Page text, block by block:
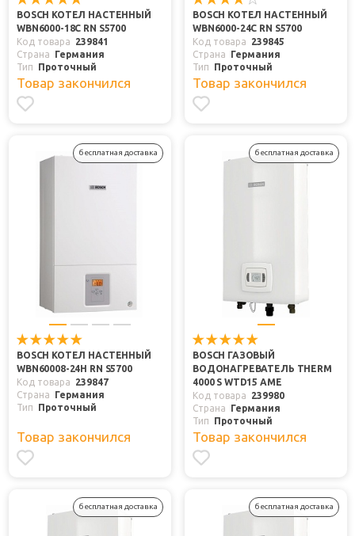
BOSCH КОТЕЛ НАСТЕННЫЙ
WBN6000-18C RN S5700
Код товара
239841
Страна
Германия
Тип
Проточный
Товар закончился
BOSCH КОТЕЛ НАСТЕННЫЙ
WBN6000-24C RN S5700
Код товара
239845
Страна
Германия
Тип
Проточный
Товар закончился
бесплатная доставка
BOSCH КОТЕЛ НАСТЕННЫЙ
WBN60008-24H RN S5700
Код товара
239847
Страна
Германия
Тип
Проточный
Товар закончился
бесплатная доставка
BOSCH ГАЗОВЫЙ
ВОДОНАГРЕВАТЕЛЬ THERM
4000 S WTD15 AME
Код товара
239980
Страна
Германия
Тип
Проточный
Товар закончился
бесплатная доставка бесплатная доставка